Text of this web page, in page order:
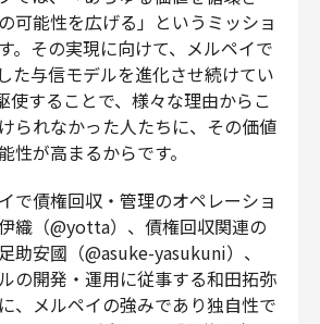
メント
クス
ン
可能性を広げる」というミッショ
。その実現に向けて、メルペイで
た与信モデルを進化させ続けてい
使することで、様々な理由からこ
られなかった人たちに、その価値
性が高まるからです。
で債権回収・管理のオペレーショ
織（@yotta）、債権回収関連の
助安國（@asuke-yasukuni）、
の開発・運用に従事する和田拓弥
、メルペイの強みであり独自性で